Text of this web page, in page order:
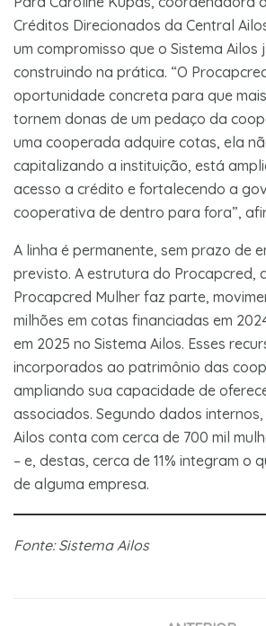
Créditos Direcionados da Central
um compromisso que o Sistema Ailos
construindo na prática. “O
oportunidade concreta para que
tornem donas de um pedaço da
uma cooperada adquire cotas, ela
capitalizando a instituição, está
acesso a crédito e fortalecendo a
cooperativa de dentro para fora”,
A linha é permanente, sem prazo de
previsto. A estrutura do Procapcred,
Procapcred Mulher faz parte,
milhões em cotas financiadas em
em 2025 no Sistema Ailos. Esses
incorporados ao patrimônio das
ampliando sua capacidade de
associados. Segundo dados
Ailos conta com cerca de 700 mil
– e, destas, cerca de 11% integram o
de alguma empresa.
Fonte: Sistema Ailos